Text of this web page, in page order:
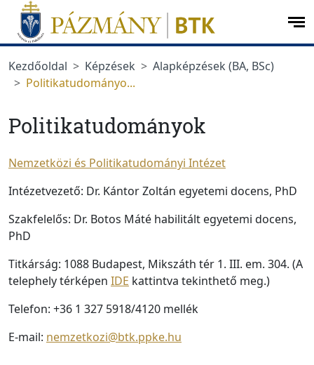
Ugrás a menüre
Ugrás a tartalomra
Kezdőoldal
Képzések
Alapképzések (BA, BSc)
Politikatudományo...
Politikatudományok
Nemzetközi és Politikatudományi Intézet
Intézetvezető: Dr. Kántor Zoltán egyetemi docens, PhD
Szakfelelős: Dr. Botos Máté habilitált egyetemi docens,
PhD
Titkárság: 1088 Budapest, Mikszáth tér 1. III. em. 304. (A
telephely térképen IDE kattintva tekinthető meg.)
Telefon: +36 1 327 5918/4120 mellék
E-mail: nemzetkozi@btk.ppke.hu